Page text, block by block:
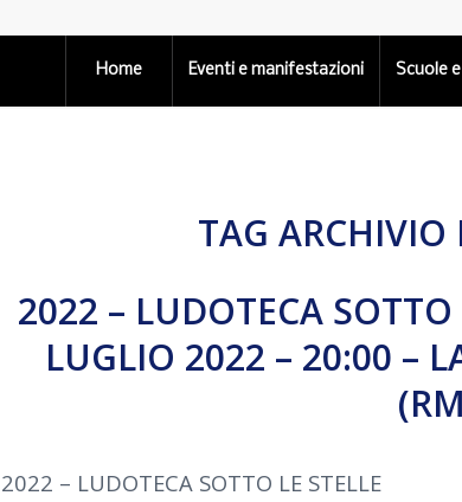
Home Eventi e manifestazioni Scuole
TAG ARCHIVIO
2022 – LUDOTECA
LUGLIO 2022 – 20:00 –
2022 – LUDOTECA SOTTO LE STELLE